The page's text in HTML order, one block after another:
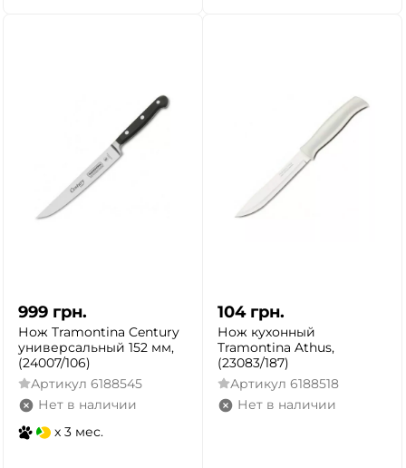
999 грн.
Нож Tramontina Century
универсальный 152 мм,
(24007/106)
Артикул 6188545
Нет в наличии
x 3 мес.
104 грн.
Нож кухонный
Tramontina Athus,
(23083/187)
Артикул 6188518
Нет в наличии